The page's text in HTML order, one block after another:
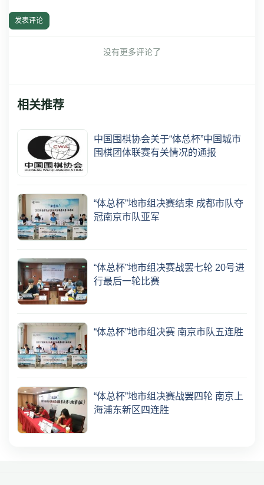
发表评论
没有更多评论了
相关推荐
中国围棋协会关于“体总杯”中国城市
围棋团体联赛有关情况的通报
“体总杯”地市组决赛结束 成都市队夺
冠南京市队亚军
“体总杯”地市组决赛战罢七轮 20号进
行最后一轮比赛
“体总杯”地市组决赛 南京市队五连胜
“体总杯”地市组决赛战罢四轮 南京上
海浦东新区四连胜